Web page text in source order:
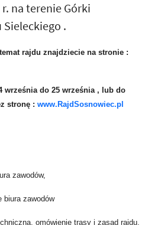
na terenie Górki
.
rajdu znajdziecie na stronie :
września do 25 września , lub do
stronę : www.RajdSosnowiec.pl
zawodów,
biura zawodów
omówienie trasy i zasad rajdu,